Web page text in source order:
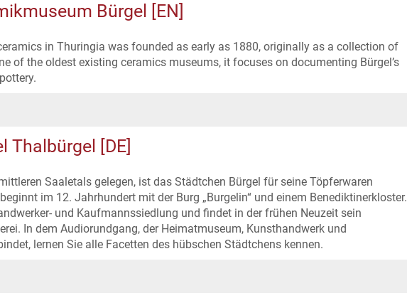
Bürgel [EN]
in Thuringia was founded as early as 1880, originally as a collection of
of the oldest existing ceramics museums, it focuses on documenting Bürgel’s
Thalbürgel [DE]
Saaletals gelegen, ist das Städtchen Bürgel für seine Töpferwaren
im 12. Jahrhundert mit der Burg „Burgelin“ und einem Benediktinerkloster.
und Kaufmannssiedlung und findet in der frühen Neuzeit sein
In dem Audiorundgang, der Heimatmuseum, Kunsthandwerk und
lernen Sie alle Facetten des hübschen Städtchens kennen.